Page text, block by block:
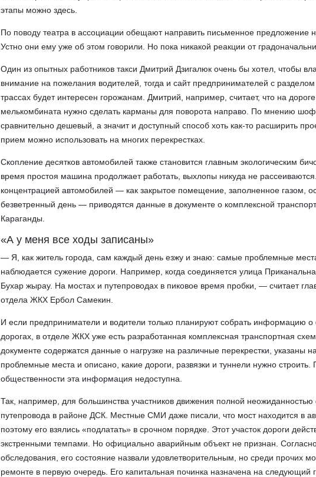
этапы можно здесь.
По поводу театра в ассоциации обещают направить письменное предложение
Устно они ему уже об этом говорили. Но пока никакой реакции от
Один из опытных работников такси Дмитрий Дзигалюк очень бы хотел, чтобы
внимание на пожелания водителей, тогда и сайт предпринимателей с разделом
трассах будет интересен горожанам. Дмитрий, например, считает, что на
мелькомбината нужно сделать карманы для поворота направо. По мнению
сравнительно дешевый, а значит и доступный способ хоть как-то расширить
прием можно использовать на многих перекрестках.
Скопление десятков автомобилей также становится главным экологическим
время простоя машина продолжает работать, выхлопы никуда не
концентрацией автомобилей — как закрытое помещение, заполненное газом,
безветренный день — приводятся данные в документе о комплексной
Караганды.
«А у меня все ходы записаны»
— Я, как житель города, сам каждый день езжу и знаю: самые проблемные
наблюдается сужение дороги. Например, когда соединяется улица
Бухар жырау. На мостах и путепроводах в пиковое время пробки, — считает
отдела ЖКХ Ербол Самекин.
И если предприниматели и водители только планируют собрать информацию о
дорогах, в отделе ЖКХ уже есть разработанная комплексная транспортная
документе содержатся данные о нагрузке на различные перекрестки, указаны
проблемные места и описано, какие дороги, развязки и туннели нужно
общественности эта информация недоступна.
Так, например, для большинства участников движения полной неожиданностью
путепровода в районе ДСК. Местные СМИ даже писали, что мост находится в
поэтому его взялись «подлатать» в срочном порядке. Этот участок дороги
экстренными темпами. Но официально аварийным объект не признан. Согласно
обследования, его состояние назвали удовлетворительным, но среди прочих
ремонте в первую очередь. Его капитальная починка назначена на следующий